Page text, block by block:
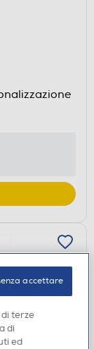
terze
di
ed
accettare